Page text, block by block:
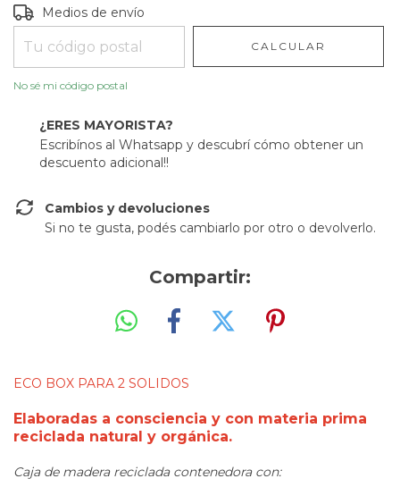
Entregas para el CP:
Medios de envío
CALCULAR
No sé mi código postal
¿ERES MAYORISTA?
Escribínos al Whatsapp y descubrí cómo obtener un
descuento adicional!!
Cambios y devoluciones
Si no te gusta, podés cambiarlo por otro o devolverlo.
Compartir:
ECO BOX PARA 2 SOLIDOS
Elaboradas a consciencia y con materia prima
reciclada natural y orgánica.
Caja de madera reciclada contenedora con: